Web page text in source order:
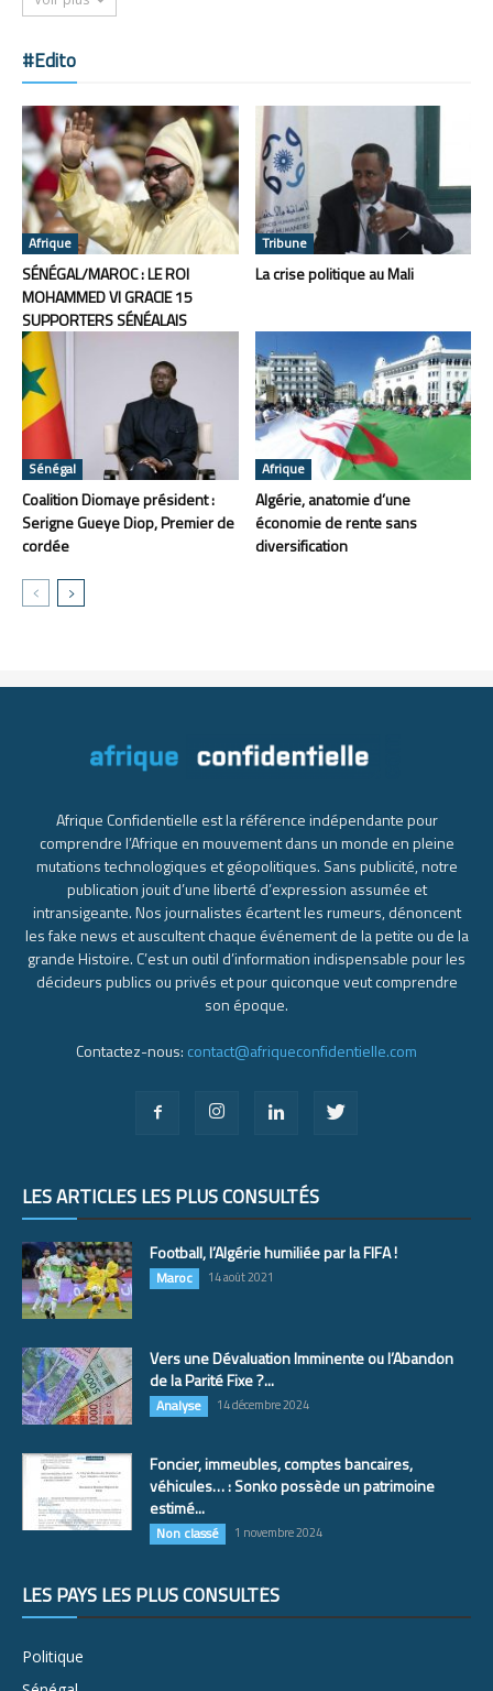
#Edito
Afrique
SÉNÉGAL/MAROC : LE ROI
MOHAMMED VI GRACIE 15
SUPPORTERS SÉNÉALAIS
Tribune
La crise politique au Mali
Sénégal
Coalition Diomaye président :
Serigne Gueye Diop, Premier de
cordée
Afrique
Algérie, anatomie d’une
économie de rente sans
diversification
Afrique Confidentielle est la référence indépendante pour
comprendre l’Afrique en mouvement dans un monde en pleine
mutations technologiques et géopolitiques. Sans publicité, notre
publication jouit d’une liberté d’expression assumée et
intransigeante. Nos journalistes écartent les rumeurs, dénoncent
les fake news et auscultent chaque événement de la petite ou de la
grande Histoire. C’est un outil d’information indispensable pour les
décideurs publics ou privés et pour quiconque veut comprendre
son époque.
Contactez-nous: contact@afriqueconfidentielle.com
LES ARTICLES LES PLUS CONSULTÉS
Football, l’Algérie humiliée par la FIFA !
Maroc 14 août 2021
Vers une Dévaluation Imminente ou l’Abandon
de la Parité Fixe ?...
Analyse 14 décembre 2024
Foncier, immeubles, comptes bancaires,
véhicules… : Sonko possède un patrimoine
estimé...
Non classé 1 novembre 2024
LES PAYS LES PLUS CONSULTÉS
Politique